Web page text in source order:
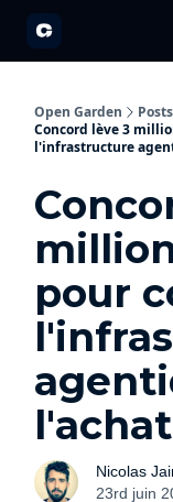
Open Garden
Posts
Concord lève 3
l'infrastructure
pour
Nicolas
23rd juin